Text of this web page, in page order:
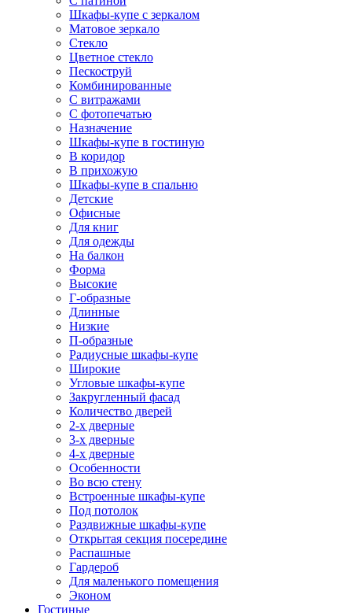
Шкафы-купе с зеркалом
Матовое зеркало
Стекло
Цветное стекло
Пескоструй
Комбинированные
С витражами
С фотопечатью
Назначение
Шкафы-купе в гостиную
В коридор
В прихожую
Шкафы-купе в спальню
Детские
Офисные
Для книг
Для одежды
На балкон
Форма
Высокие
Г-образные
Длинные
Низкие
П-образные
Радиусные шкафы-купе
Широкие
Угловые шкафы-купе
Закругленный фасад
Количество дверей
2-х дверные
3-х дверные
4-х дверные
Особенности
Во всю стену
Встроенные шкафы-купе
Под потолок
Раздвижные шкафы-купе
Открытая секция посередине
Распашные
Гардероб
Для маленького помещения
Эконом
Гостиные